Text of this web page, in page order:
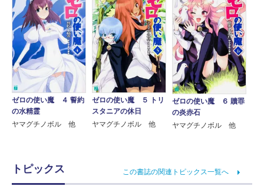
ゼロの使い魔 ４ 誓約
の水精霊
ヤマグチノボル 他
ゼロの使い魔 ５ トリ
スタニアの休日
ヤマグチノボル 他
ゼロの使い魔 ６ 贖罪
の炎赤石
ヤマグチノボル 他
トピックス この書誌の関連トピックス一覧へ